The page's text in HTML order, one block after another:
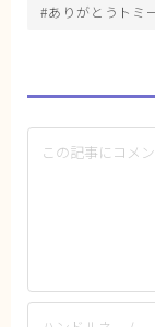
#ありがとうトミ